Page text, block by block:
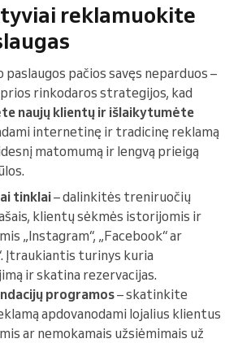
reklamuokite
pačios savęs neparduos –
rinkodaros strategijos, kad
naujų klientų ir išlaikytumėte
internetinę ir tradicinę reklamą
matomumą ir lengvą prieigą
tinklai– dalinkitės treniruočių
klientų sėkmės istorijomis ir
„Instagram“, „Facebook“ ar
Įtraukiantis turinys kuria
ir skatina rezervacijas.
programos– skatinkite
apdovanodami lojalius klientus
ar nemokamais užsiėmimais už